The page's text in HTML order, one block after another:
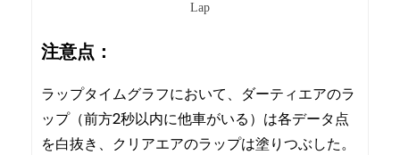
Lap
注意点：
ラップタイムグラフにおいて、ダーティエアのラ
ップ（前方2秒以内に他車がいる）は各データ点
を白抜き、クリアエアのラップは塗りつぶした。